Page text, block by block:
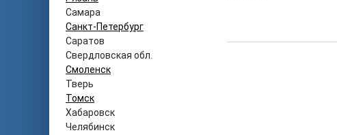
Самара
Санкт-Петербург
Саратов
Свердловская обл.
Смоленск
Тверь
Томск
Хабаровск
Челябинск